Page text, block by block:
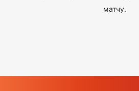
матчу.